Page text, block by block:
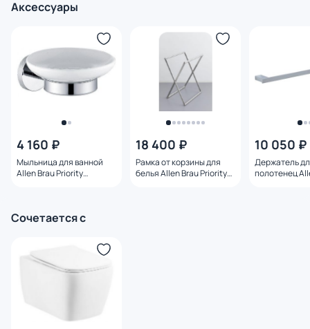
Аксессуары
4 160 ₽
Мыльница для ванной
Allen Brau Priority
18 400 ₽
Рамка от корзины для
белья Allen Brau Priority
10 050 ₽
Держатель
полотенец
Сочетается с